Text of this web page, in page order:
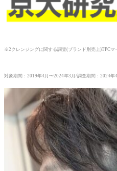
※2クレンジングに関する調査(ブランド別売上)TPCマ
対象期間：2019年4月〜2024年3月/調査期間：2024年4